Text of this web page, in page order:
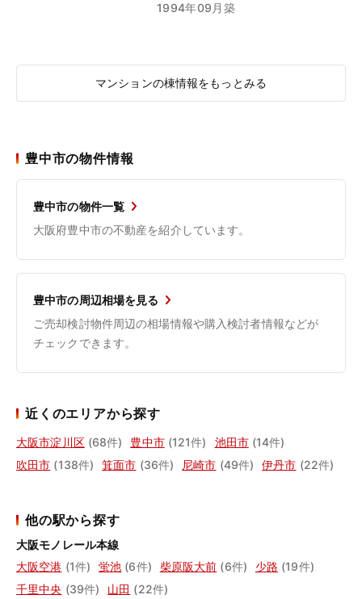
1994年09月築
マンションの棟情報をもっとみる
豊中市の物件情報
豊中市の物件一覧
大阪府豊中市の不動産を紹介しています。
豊中市の周辺相場を見る
ご売却検討物件周辺の相場情報や購入検討者情報などが
チェックできます。
近くのエリアから探す
大阪市淀川区 (68件) 豊中市 (121件) 池田市 (14件)
吹田市 (138件) 箕面市 (36件) 尼崎市 (49件) 伊丹市 (22件)
他の駅から探す
大阪モノレール本線
大阪空港 (1件) 蛍池 (6件) 柴原阪大前 (6件) 少路 (19件)
千里中央 (39件) 山田 (22件)